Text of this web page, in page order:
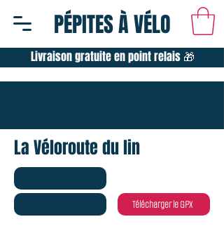
PÉPITES À VÉLO
Livraison gratuite en point relais 🎁
La Véloroute du lin
Télécharger le GPX